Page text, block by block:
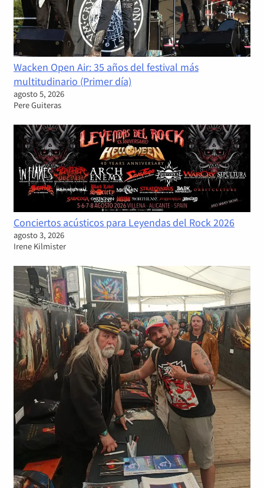
Wacken Open Air: 35 años del festival más
multitudinario (Primer día)
agosto 5, 2026
Pere Guiteras
Conciertos acústicos para Leyendas del Rock 2026
agosto 3, 2026
Irene Kilmister